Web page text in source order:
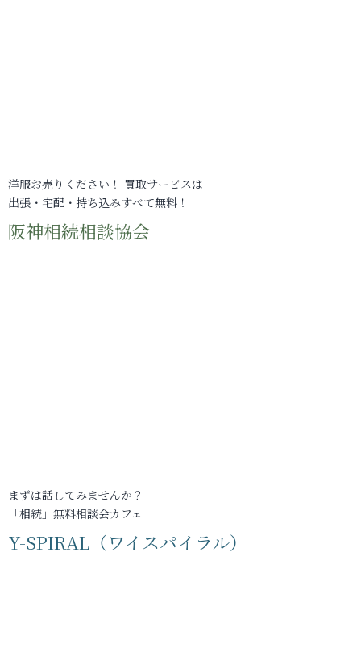
洋服お売りください！ 買取サービスは
出張・宅配・持ち込みすべて無料！
阪神相続相談協会
まずは話してみませんか？
「相続」無料相談会カフェ
Y-SPIRAL（ワイスパイラル）